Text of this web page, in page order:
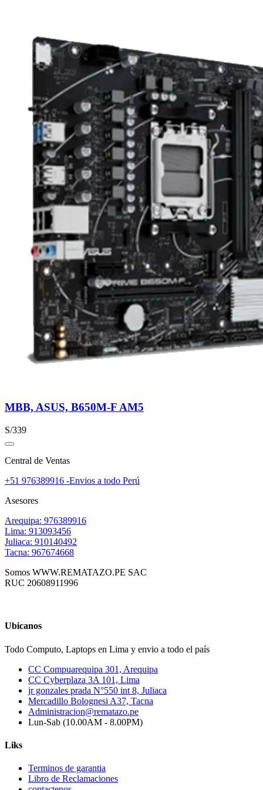
MBB, ASUS, B650M-F AM5
S/339
Central de Ventas
+51 976389916 -Envios a todo Perú
Asesores
Arequipa: 976389916
Lima: 913093456
Juliaca: 910140492
Tacna: 967674668
Somos WWW.REMATAZO.PE SAC
RUC 20608911996
Ubicanos
Todo Computo, Laptops en Lima y envio a todo el país
CC Compuarequipa 301, Arequipa
CC Cyberplaza 3A 101, Lima
jr gonzales prada N°550 int 8, Juliaca
Mercadillo Bolognesi A37, Tacna
Administracion@rematazo.pe
Lun-Sab (10.00AM - 8.00PM)
Liks
Terminos de garantia
Libro de Reclamaciones